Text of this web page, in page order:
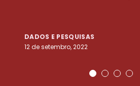
DADOS E PESQUISAS
12 de setembro, 2022